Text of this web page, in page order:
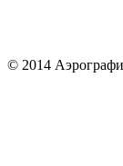
© 2014